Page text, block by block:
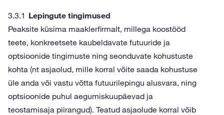
Lepingute tingimused
Peaksite küsima maaklerfirmalt, millega koostööd
teete, konkreetsete kaubeldavate futuuride ja
optsioonide tingimuste ning seonduvate kohustuste
kohta (nt asjaolud, mille korral võite saada kohustuse
üle anda või vastu võtta futuurilepingu alusvara, ning
optsioonide puhul aegumiskuupäevad ja
teostamisaja piirangud). Teatud asjaolude korral võib